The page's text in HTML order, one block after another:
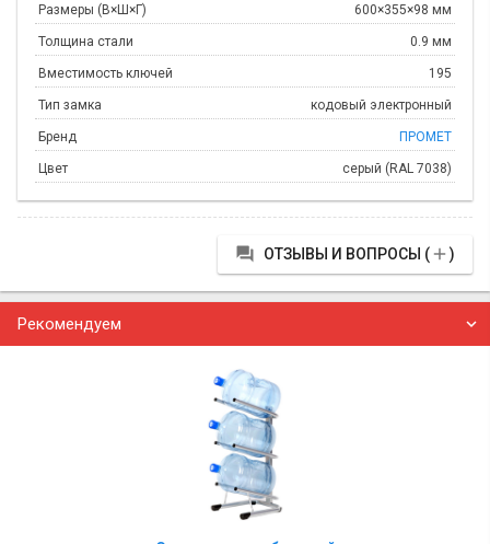
Размеры (В×Ш×Г) 600×355×98 мм
Толщина стали 0.9 мм
Вместимость ключей 195
Тип замка кодовый электронный
Бренд ПРОМЕТ
Цвет серый (RAL 7038)
 ОТЗЫВЫ И ВОПРОСЫ ()
Рекомендуем